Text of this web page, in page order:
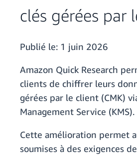
clés gérées par
Publié le: 1 juin 2026
Amazon Quick Research
clients de chiffrer leurs
gérées par le client (CMK)
Management Service (KMS).
Cette amélioration permet
soumises à des exigences